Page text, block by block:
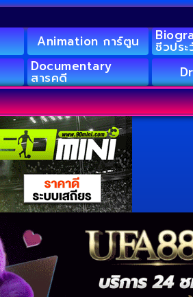
Animation การ์ตูน
ชีวปร
Documentary
สารคดี